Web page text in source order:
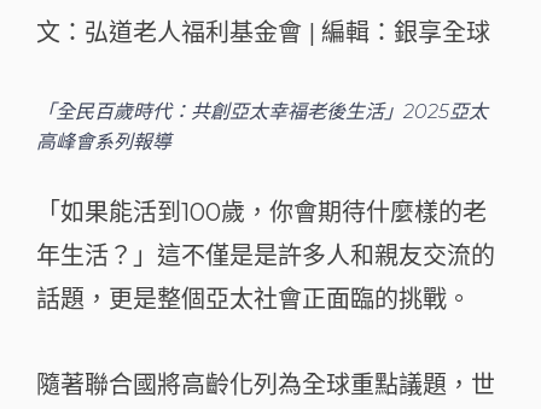
文：弘道老人福利基金會 | 編輯：銀享全球
「全民百歲時代：共創亞太幸福老後生活」2025亞太
高峰會系列報導
「如果能活到100歲，你會期待什麼樣的老
年生活？」這不僅是是許多人和親友交流的
話題，更是整個亞太社會正面臨的挑戰。
隨著聯合國將高齡化列為全球重點議題，世